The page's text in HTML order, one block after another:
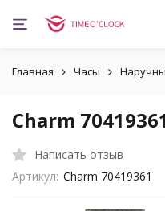
Главная Часы
Charm
Написать отзыв
Артикул: Charm 70419361